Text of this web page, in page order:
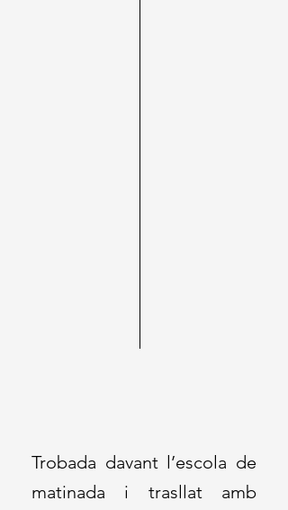
Trobada davant l’escola de
matinada i trasllat amb